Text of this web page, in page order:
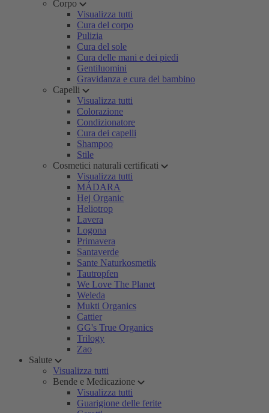
Corpo
Visualizza tutti
Cura del corpo
Pulizia
Cura del sole
Cura delle mani e dei piedi
Gentiluomini
Gravidanza e cura del bambino
Capelli
Visualizza tutti
Colorazione
Condizionatore
Cura dei capelli
Shampoo
Stile
Cosmetici naturali certificati
Visualizza tutti
MÁDARA
Hej Organic
Heliotrop
Lavera
Logona
Primavera
Santaverde
Sante Naturkosmetik
Tautropfen
We Love The Planet
Weleda
Mukti Organics
Cattier
GG's True Organics
Trilogy
Zao
Salute
Visualizza tutti
Bende e Medicazione
Visualizza tutti
Guarigione delle ferite